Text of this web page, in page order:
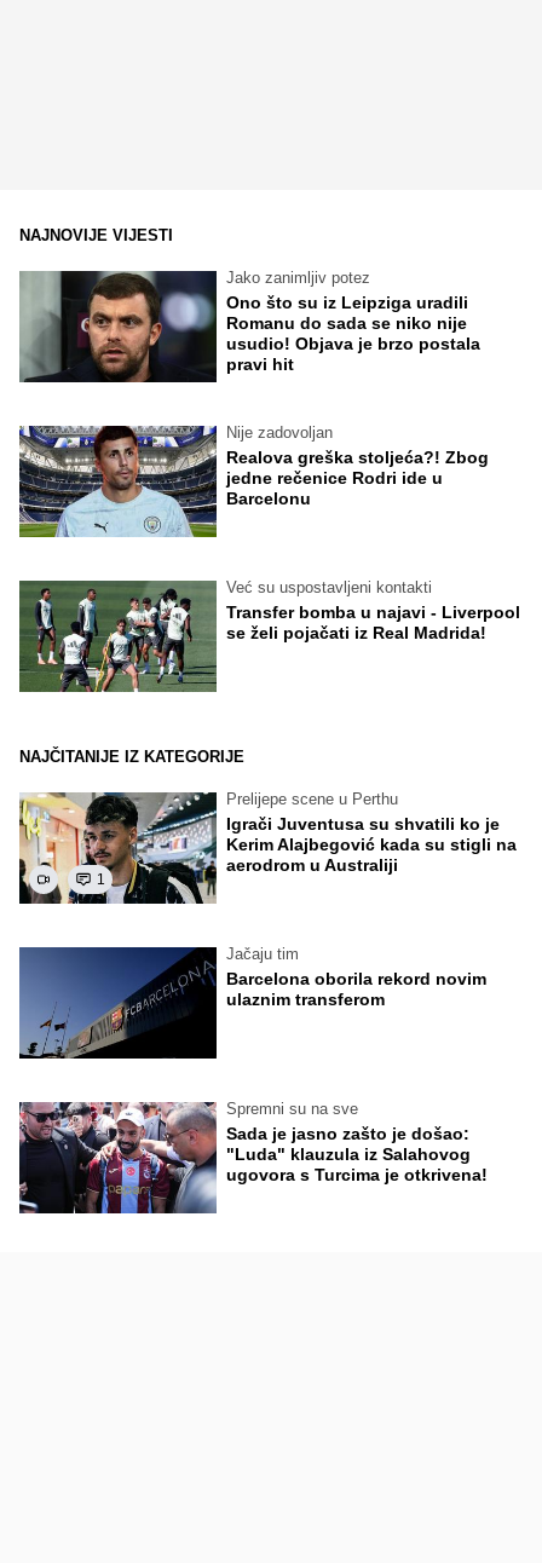
NAJNOVIJE VIJESTI
Jako zanimljiv potez
Ono što su iz Leipziga uradili
Romanu do sada se niko nije
usudio! Objava je brzo postala
pravi hit
Nije zadovoljan
Realova greška stoljeća?! Zbog
jedne rečenice Rodri ide u
Barcelonu
Već su uspostavljeni kontakti
Transfer bomba u najavi - Liverpool
se želi pojačati iz Real Madrida!
NAJČITANIJE IZ KATEGORIJE
1
Prelijepe scene u Perthu
Igrači Juventusa su shvatili ko je
Kerim Alajbegović kada su stigli na
aerodrom u Australiji
Jačaju tim
Barcelona oborila rekord novim
ulaznim transferom
Spremni su na sve
Sada je jasno zašto je došao:
"Luda" klauzula iz Salahovog
ugovora s Turcima je otkrivena!